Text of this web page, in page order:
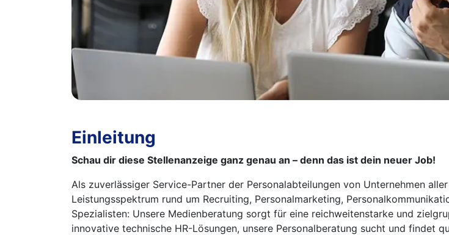
Einleitung
Schau dir diese Stellenanzeige ganz genau an – denn das ist dein neuer Job!
Als zuverlässiger Service-Partner der Personalabteilungen von Unternehmen
Leistungsspektrum rund um Recruiting, Personalmarketing,
Spezialisten: Unsere Medienberatung sorgt für eine reichweitenstarke und
innovative technische HR-Lösungen, unsere Personalberatung sucht und findet